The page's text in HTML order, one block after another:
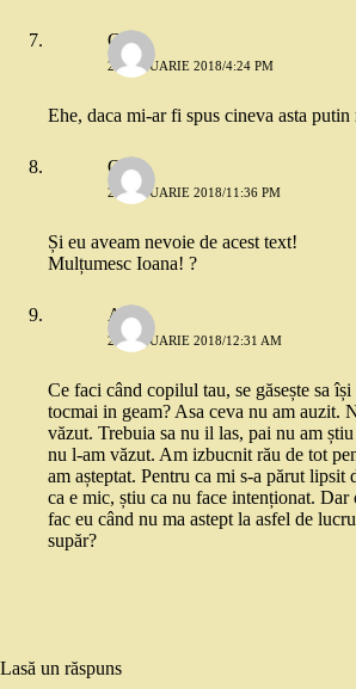
Cora
22 IANUARIE 2018/4:24 PM
Ehe, daca mi-ar fi spus cineva asta
Olga
22 IANUARIE 2018/11:36 PM
Și eu aveam nevoie de acest text!
Mulțumesc Ioana! ?
Anca
23 IANUARIE 2018/12:31 AM
Ce faci când copilul tau, se găsește sa
tocmai in geam? Asa ceva nu am auzit.
văzut. Trebuia sa nu il las, pai nu am știu
nu l-am văzut. Am izbucnit rău de tot
am așteptat. Pentru ca mi s-a părut lipsit
ca e mic, știu ca nu face intenționat. Dar
fac eu când nu ma astept la asfel de
supăr?
Lasă un răspuns